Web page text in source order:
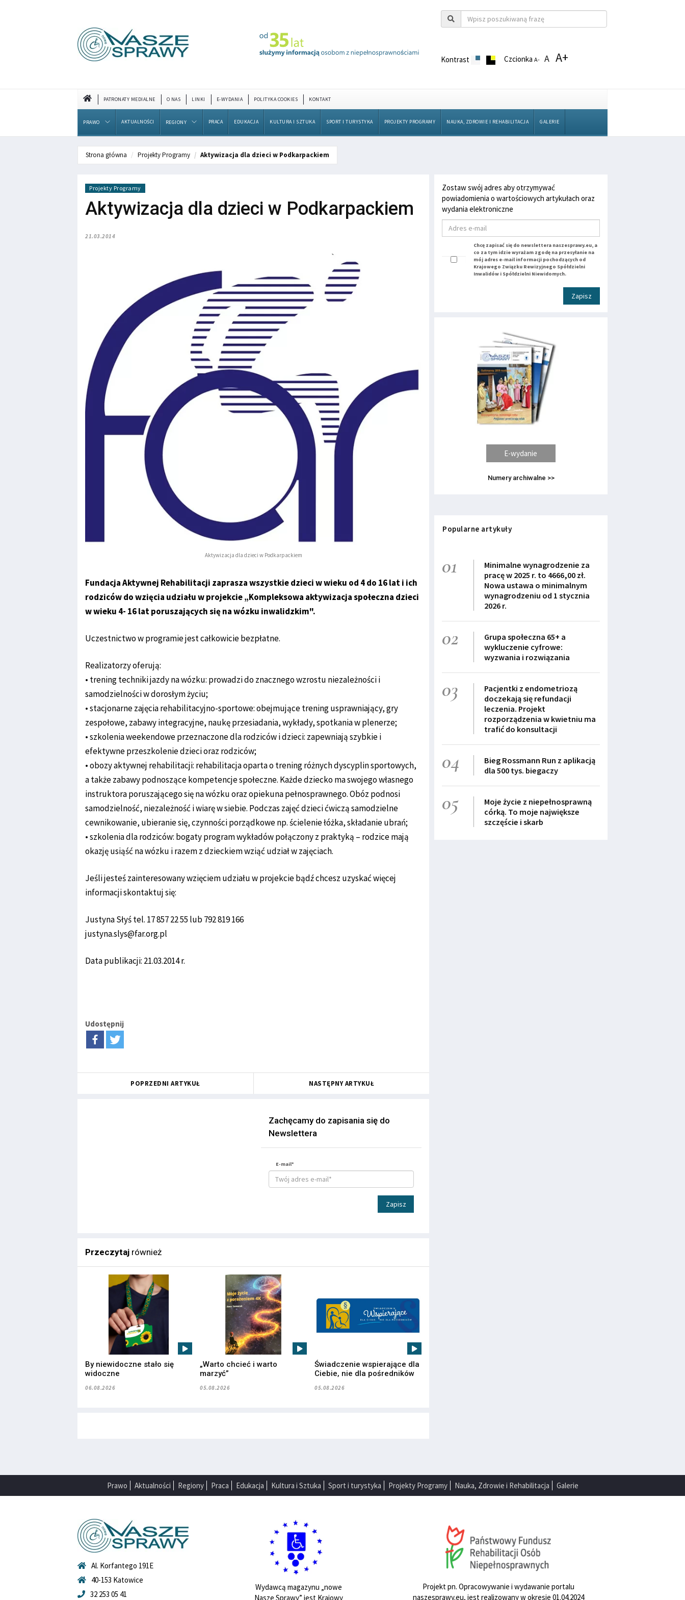
Kontrast CzcionkaA- A A+
PATRONATY MEDIALNE O NAS LINKI E-WYDANIA POLITYKA COOKIES KONTAKT
PRAWO AKTUALNOŚCI REGIONY PRACA EDUKACJA KULTURA I SZTUKA SPORT I TURYSTYKA PROJEKTY PROGRAMY NAUKA, ZDROWIE I REHABILITACJA GALERIE
Strona główna Projekty Programy Aktywizacja dla dzieci w Podkarpackiem
Projekty Programy
Aktywizacja dla dzieci w Podkarpackiem
21.03.2014
Aktywizacja dla dzieci w Podkarpackiem
Fundacja Aktywnej Rehabilitacji zaprasza wszystkie dzieci w wieku od 4 do 16 lat i ich
rodziców do wzięcia udziału w projekcie „Kompleksowa aktywizacja społeczna dzieci
w wieku 4- 16 lat poruszających się na wózku inwalidzkim".
Uczestnictwo w programie jest całkowicie bezpłatne.
Realizatorzy oferują:
• trening techniki jazdy na wózku: prowadzi do znacznego wzrostu niezależności i
samodzielności w dorosłym życiu;
• stacjonarne zajęcia rehabilitacyjno-sportowe: obejmujące trening usprawniający, gry
zespołowe, zabawy integracyjne, naukę przesiadania, wykłady, spotkania w plenerze;
• szkolenia weekendowe przeznaczone dla rodziców i dzieci: zapewniają szybkie i
efektywne przeszkolenie dzieci oraz rodziców;
• obozy aktywnej rehabilitacji: rehabilitacja oparta o trening różnych dyscyplin sportowych,
a także zabawy podnoszące kompetencje społeczne. Każde dziecko ma swojego własnego
instruktora poruszającego się na wózku oraz opiekuna pełnosprawnego. Obóz podnosi
samodzielność, niezależność i wiarę w siebie. Podczas zajęć dzieci ćwiczą samodzielne
cewnikowanie, ubieranie się, czynności porządkowe np. ścielenie łóżka, składanie ubrań;
• szkolenia dla rodziców: bogaty program wykładów połączony z praktyką – rodzice mają
okazję usiąść na wózku i razem z dzieckiem wziąć udział w zajęciach.
Jeśli jesteś zainteresowany wzięciem udziału w projekcie bądź chcesz uzyskać więcej
informacji skontaktuj się:
Justyna Słyś tel. 17 857 22 55 lub 792 819 166
justyna.slys@far.org.pl
Data publikacji: 21.03.2014 r.
Udostępnij
POPRZEDNI ARTYKUŁ NASTĘPNY ARTYKUŁ
Zachęcamy do zapisania się do
Newslettera
E-mail*
Zapisz
Przeczytaj również
By niewidoczne stało się
widoczne
06.08.2026
„Warto chcieć i warto
marzyć”
05.08.2026
Świadczenie wspierające dla
Ciebie, nie dla pośredników
05.08.2026
Zostaw swój adres aby otrzymywać
powiadomienia o wartościowych artykułach oraz
wydania elektroniczne
Chcę zapisać się do newslettera naszesprawy.eu, a
co za tym idzie wyrażam zgodę na przesyłanie na
mój adres e-mail informacji pochodzących od
Krajowego Związku Rewizyjnego Spółdzielni
Inwalidów i Spółdzielni Niewidomych.
Zapisz
E-wydanie
Numery archiwalne >>
Popularne artykuły
01
Minimalne wynagrodzenie za
pracę w 2025 r. to 4666,00 zł.
Nowa ustawa o minimalnym
wynagrodzeniu od 1 stycznia
2026 r.
02
Grupa społeczna 65+ a
wykluczenie cyfrowe:
wyzwania i rozwiązania
03
Pacjentki z endometriozą
doczekają się refundacji
leczenia. Projekt
rozporządzenia w kwietniu ma
trafić do konsultacji
04
Bieg Rossmann Run z aplikacją
dla 500 tys. biegaczy
05
Moje życie z niepełnosprawną
córką. To moje największe
szczęście i skarb
Prawo Aktualności Regiony Praca Edukacja Kultura i Sztuka Sport i turystyka Projekty Programy Nauka, Zdrowie i Rehabilitacja Galerie
Al. Korfantego 191E
40-153 Katowice
32 253 05 41
Wydawcą magazynu „nowe
Nasze Sprawy” jest Krajowy
Projekt pn. Opracowywanie i wydawanie portalu
naszesprawy.eu, jest realizowany w okresie 01.04.2024